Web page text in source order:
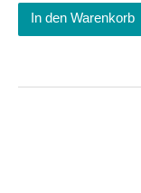
In den Warenkorb